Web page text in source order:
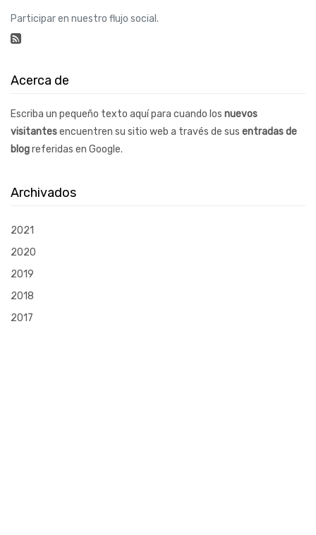
Participar en nuestro flujo social.
Acerca de
Escriba un pequeño texto aquí para cuando los nuevos
visitantesencuentren su sitio web a través de sus entradas de
blogreferidas en Google.
Archivados
2021
2020
2019
2018
2017